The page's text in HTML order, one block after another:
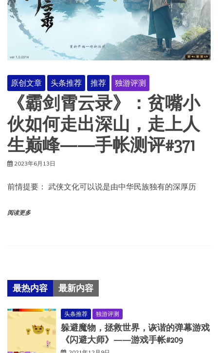
原创文章 头条推荐 推荐 独游评测
《霸剑霄云录》：贫嘴小
伙如何走出深山，走上人
生巅峰——手帐测评#371
2023年6月13日
前情提要： 武侠文化可以说是由中华民族独有的深厚历
阅读更多
最热内容 最新内容
头条推荐 独游评测
躲避魔物，拯救世界，诙谐的弹幕游戏
《闪避大师》——游戏手帐#209